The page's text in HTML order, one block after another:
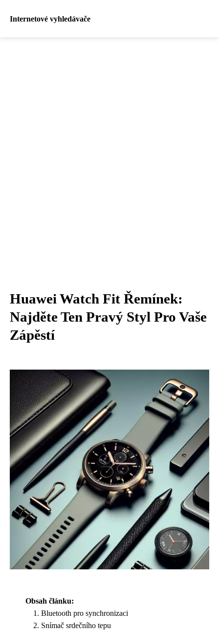
Internetové vyhledávače
Huawei Watch Fit Řemínek:
Najděte Ten Pravý Styl Pro Vaše
Zápěstí
Obsah článku:
Bluetooth pro synchronizaci
Snímač srdečního tepu